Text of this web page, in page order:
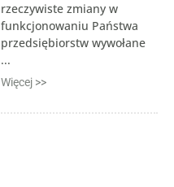
rzeczywiste zmiany w
funkcjonowaniu Państwa
przedsiębiorstw wywołane
...
Więcej >>